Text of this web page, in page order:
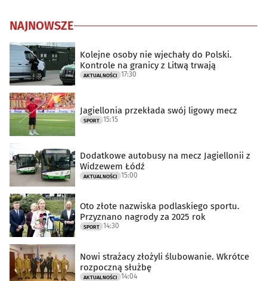
NAJNOWSZE
Kolejne osoby nie wjechały do Polski.
Kontrole na granicy z Litwą trwają
AKTUALNOŚCI 17:30
Jagiellonia przekłada swój ligowy mecz
SPORT 15:15
Dodatkowe autobusy na mecz Jagiellonii z
Widzewem Łódź
AKTUALNOŚCI 15:00
Oto złote nazwiska podlaskiego sportu.
Przyznano nagrody za 2025 rok
SPORT 14:30
Nowi strażacy złożyli ślubowanie. Wkrótce
rozpoczną służbę
AKTUALNOŚCI 14:04